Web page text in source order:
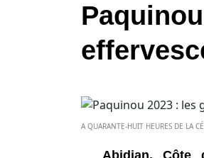
A QUARANTE-HUIT HEURES DE LA